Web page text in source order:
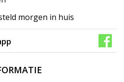
morgen in huis